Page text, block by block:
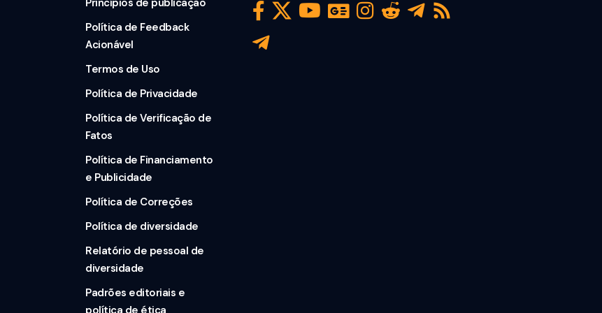
Política de Feedback
Acionável
Termos de Uso
Política de Privacidade
Política de Verificação de
Fatos
Política de Financiamento
e Publicidade
Política de Correções
Política de diversidade
Relatório de pessoal de
diversidade
Padrões editoriais e
política de ética